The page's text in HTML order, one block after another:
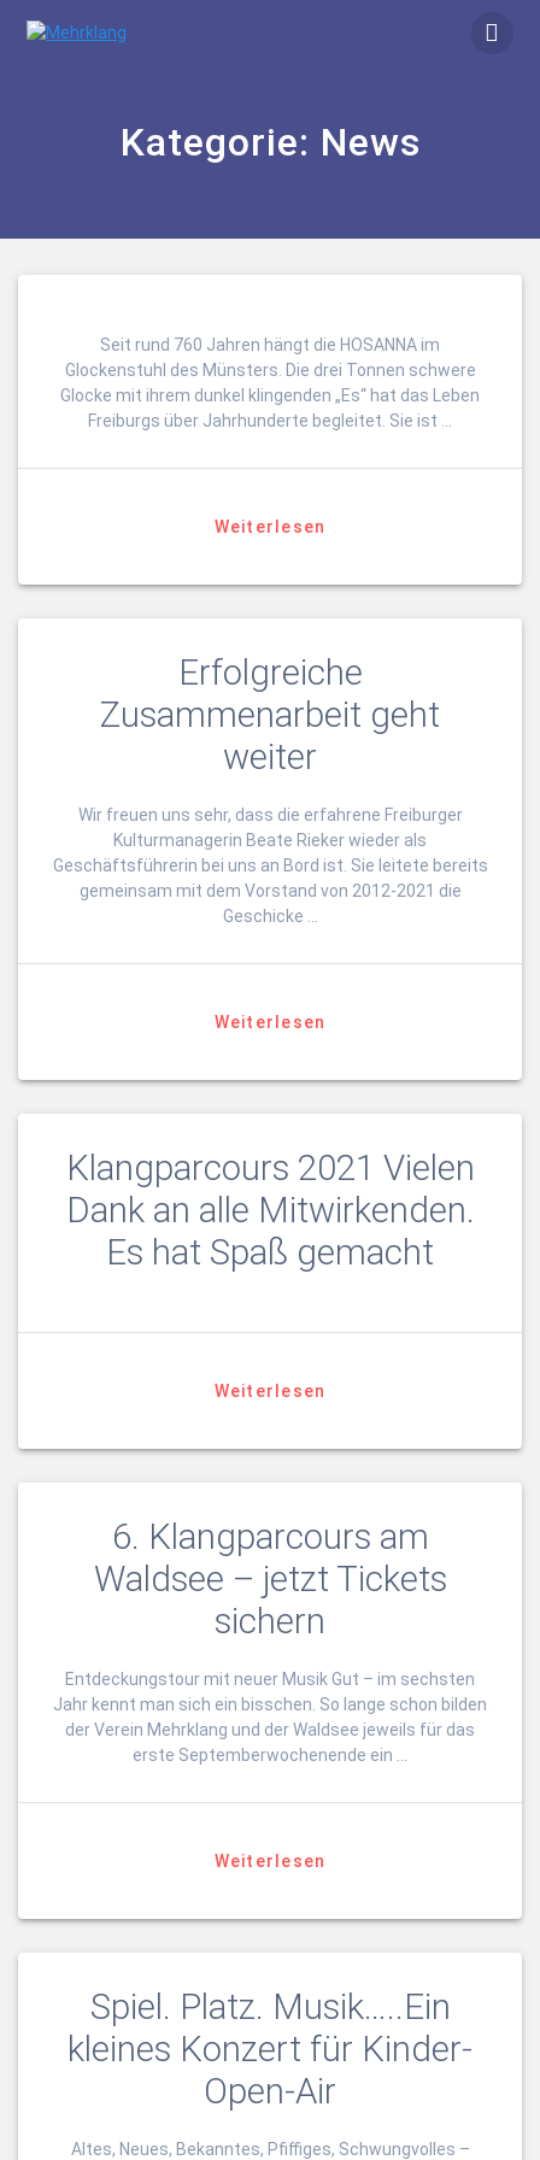
Kategorie: News
Seit rund 760 Jahren hängt die HOSANNA im
Glockenstuhl des Münsters. Die drei Tonnen schwere
Glocke mit ihrem dunkel klingenden „Es“ hat das Leben
Freiburgs über Jahrhunderte begleitet. Sie ist …
Weiterlesen
Erfolgreiche
Zusammenarbeit geht
weiter
Wir freuen uns sehr, dass die erfahrene Freiburger
Kulturmanagerin Beate Rieker wieder als
Geschäftsführerin bei uns an Bord ist. Sie leitete bereits
gemeinsam mit dem Vorstand von 2012-2021 die
Geschicke …
Weiterlesen
Klangparcours 2021 Vielen
Dank an alle Mitwirkenden.
Es hat Spaß gemacht
Weiterlesen
6. Klangparcours am
Waldsee – jetzt Tickets
sichern
Entdeckungstour mit neuer Musik Gut – im sechsten
Jahr kennt man sich ein bisschen. So lange schon bilden
der Verein Mehrklang und der Waldsee jeweils für das
erste Septemberwochenende ein …
Weiterlesen
Spiel. Platz. Musik…..Ein
kleines Konzert für Kinder-
Open-Air
Altes, Neues, Bekanntes, Pfiffiges, Schwungvolles –